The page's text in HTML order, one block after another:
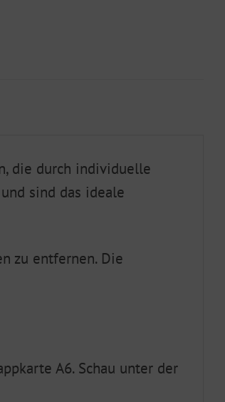
die durch individuelle
sind das ideale
zu entfernen. Die
A6. Schau unter der